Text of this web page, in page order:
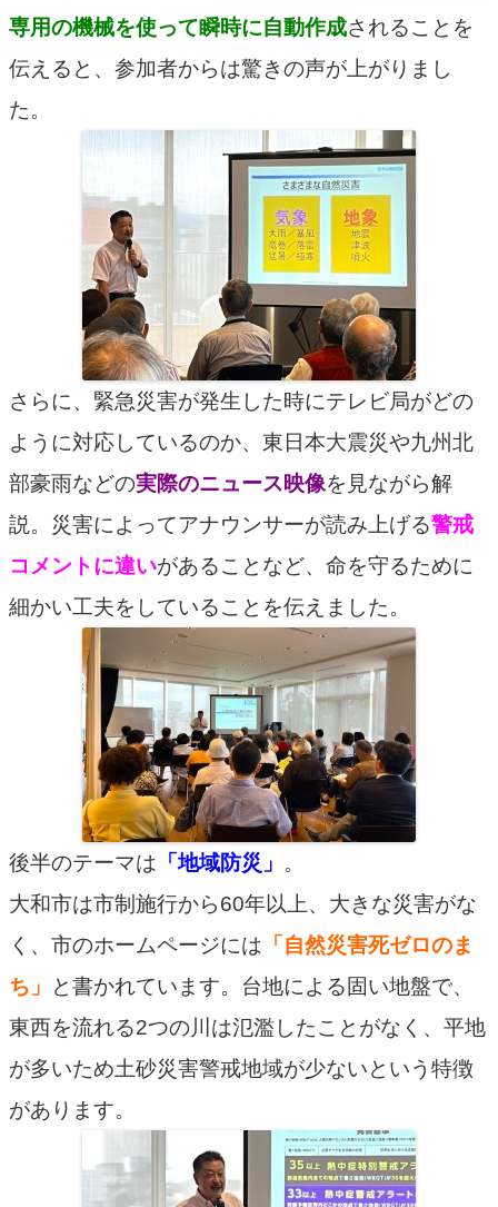
専用の機械を使って瞬時に自動作成されることを
伝えると、参加者からは驚きの声が上がりまし
た。
さらに、緊急災害が発生した時にテレビ局がどの
ように対応しているのか、東日本大震災や九州北
部豪雨などの実際のニュース映像を見ながら解
説。災害によってアナウンサーが読み上げる警戒
コメントに違いがあることなど、命を守るために
細かい工夫をしていることを伝えました。
後半のテーマは 「地域防災」 。
大和市は市制施行から60年以上、大きな災害がな
く、市のホームページには 「自然災害死ゼロのま
ち」
と書かれています。台地による固い地盤で、
東西を流れる2つの川は氾濫したことがなく、平地
が多いため土砂災害警戒地域が少ないという特徴
があります。